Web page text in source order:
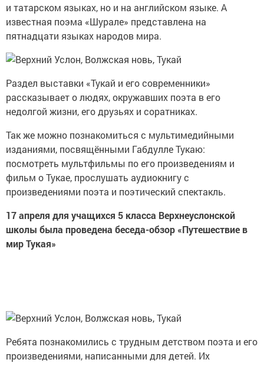
и татарском языках, но и на английском языке. А
известная поэма «Шурале» представлена на
пятнадцати языках народов мира.
Раздел выставки «Тукай и его современники»
рассказывает о людях, окружавших поэта в его
недолгой жизни, его друзьях и соратниках.
Так же можно познакомиться с мультимедийными
изданиями, посвящёнными Габдулле Тукаю:
посмотреть мультфильмы по его произведениям и
фильм о Тукае, прослушать аудиокнигу с
произведениями поэта и поэтический спектакль.
17 апреля для учащихся 5 класса Верхнеуслонской
школы была проведена беседа-обзор «Путешествие в
мир Тукая»
Ребята познакомились с трудным детством поэта и его
произведениями, написанными для детей. Их